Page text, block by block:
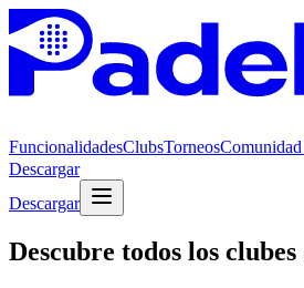
FuncionalidadesClubsTorneos
Descargar
Descargar
Descubre todos los